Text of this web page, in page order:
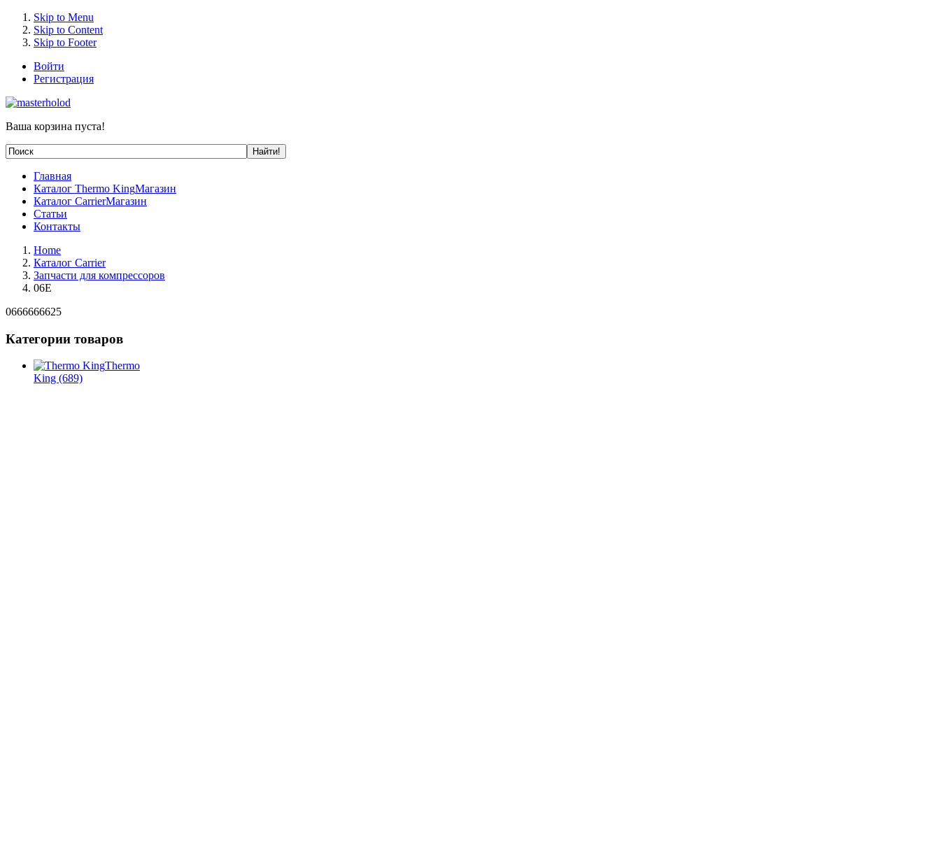
Skip to Menu
Skip to Content
Skip to Footer
Войти
Регистрация
Ваша корзина пуста!
Главная
Каталог Thermo KingМагазин
Каталог CarrierМагазин
Статьи
Контакты
Home
Каталог Carrier
Запчасти для компрессоров
06E
0666666625
Категории товаров
Thermo
King (689)